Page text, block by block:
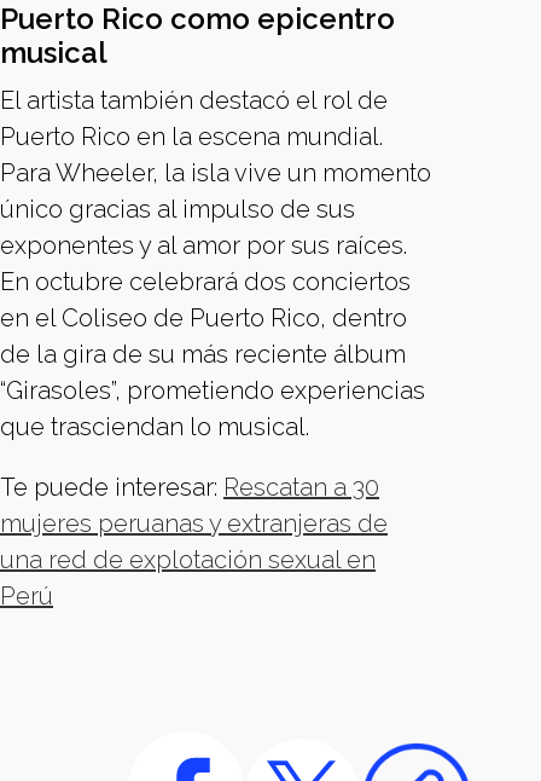
Puerto Rico como epicentro
musical
El artista también destacó el rol de
Puerto Rico en la escena mundial.
Para Wheeler, la isla vive un momento
único gracias al impulso de sus
exponentes y al amor por sus raíces.
En octubre celebrará dos conciertos
en el Coliseo de Puerto Rico, dentro
de la gira de su más reciente álbum
“Girasoles”, prometiendo experiencias
que trasciendan lo musical.
Te puede interesar: ⁠Rescatan a 30
mujeres peruanas y extranjeras de
una red de explotación sexual en
Perú